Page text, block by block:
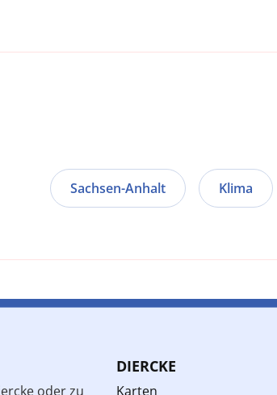
Sachsen-Anhalt Klima
oder zu
DIERCKE
Karten